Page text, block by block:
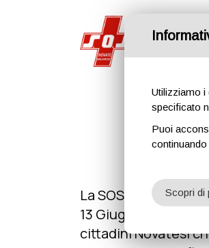
La SOS di Novate
13 Giugno 1984 per
cittadini Novatesi
Utilizziamo i
specificato
Puoi
Scopri di